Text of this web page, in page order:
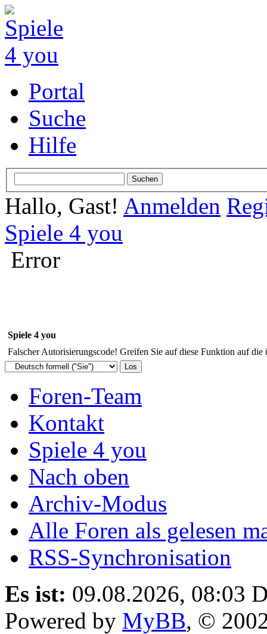
Portal
Suche
Hilfe
Hallo, Gast! Anmelden
Spiele 4 you
Error
Spiele 4 you
Falscher Autorisierungscode! Greifen Sie auf diese Funktion auf
Foren-Team
Kontakt
Spiele 4 you
Nach oben
Archiv-Modus
Alle Foren als gelesen
RSS-Synchronisation
Es ist: 09.08.2026, 08:03
Powered by MyBB, ©